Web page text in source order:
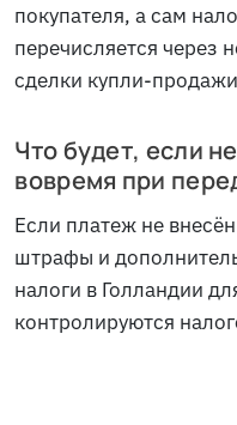
покупателя, а сам
перечисляется через
сделки купли-
Что будет, если
вовремя при
Если платеж не
штрафы и
налоги в Голландии
контролируются